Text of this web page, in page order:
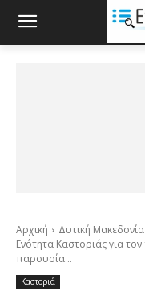
Αρχική Δυτική Μακεδονία
Ενότητα Καστοριάς για
παρουσία...
Καστοριά